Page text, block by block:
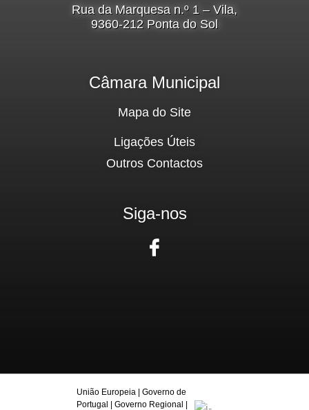
Rua da Marquesa n.º 1 – Vila,
9360-212 Ponta do Sol
Câmara Municipal
Mapa do Site
Ligações Úteis
Outros Contactos
Siga-nos
União Europeia |Governo de
Portugal
|Governo Regional